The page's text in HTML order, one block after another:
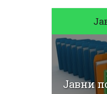
Јавни